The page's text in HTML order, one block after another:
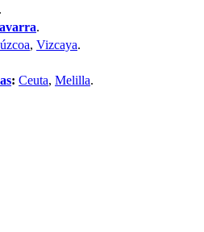
.
.
, Vizcaya.
: Ceuta, Melilla.